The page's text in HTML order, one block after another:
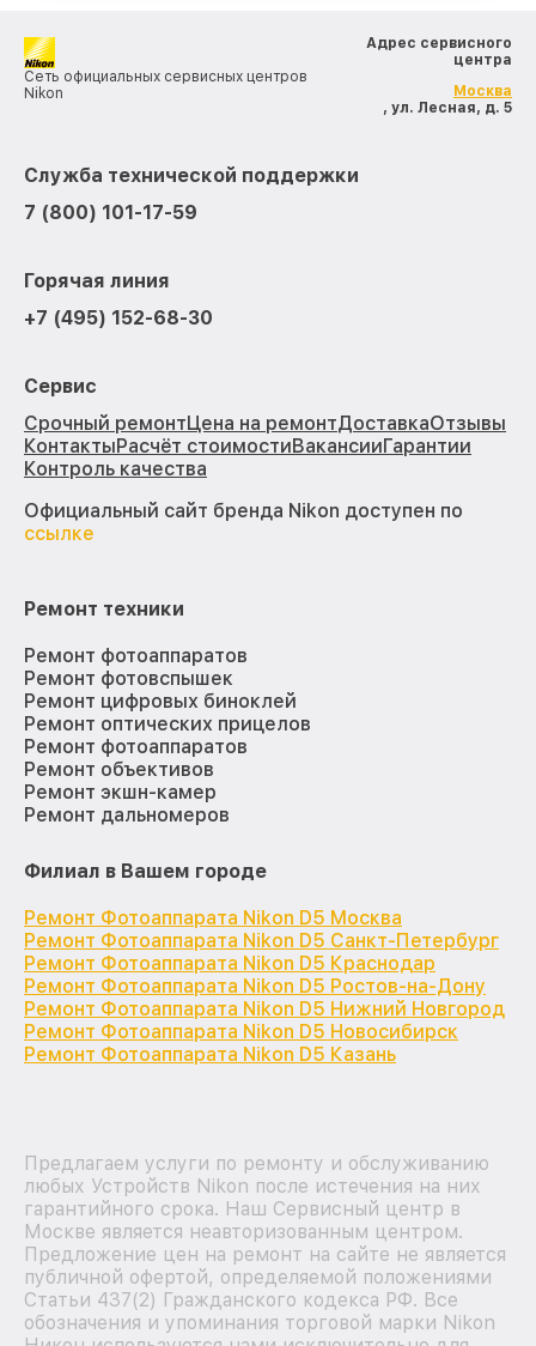
Сеть официальных сервисных центров
Nikon
Адрес сервисного
центра
Москва
, ул. Лесная, д. 5
Служба технической поддержки
7 (800) 101-17-59
Горячая линия
+7 (495) 152-68-30
Сервис
Срочный ремонтЦена на ремонтДоставкаОтзывы
КонтактыРасчёт стоимостиВакансииГарантии
Контроль качества
Официальный сайт бренда Nikon доступен по
ссылке
Ремонт техники
Ремонт фотоаппаратов
Ремонт фотовспышек
Ремонт цифровых биноклей
Ремонт оптических прицелов
Ремонт фотоаппаратов
Ремонт объективов
Ремонт экшн-камер
Ремонт дальномеров
Филиал в Вашем городе
Ремонт Фотоаппарата Nikon D5 Москва
Ремонт Фотоаппарата Nikon D5 Санкт-Петербург
Ремонт Фотоаппарата Nikon D5 Краснодар
Ремонт Фотоаппарата Nikon D5 Ростов-на-Дону
Ремонт Фотоаппарата Nikon D5 Нижний Новгород
Ремонт Фотоаппарата Nikon D5 Новосибирск
Ремонт Фотоаппарата Nikon D5 Казань
Предлагаем услуги по ремонту и обслуживанию
любых Устройств Nikon после истечения на них
гарантийного срока. Наш Сервисный центр в
Москве является неавторизованным центром.
Предложение цен на ремонт на сайте не является
публичной офертой, определяемой положениями
Статьи 437(2) Гражданского кодекса РФ. Все
обозначения и упоминания торговой марки Nikon